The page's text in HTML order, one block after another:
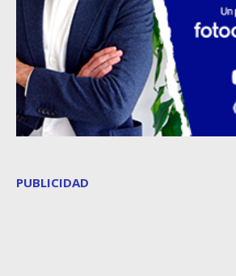
PUBLICIDAD